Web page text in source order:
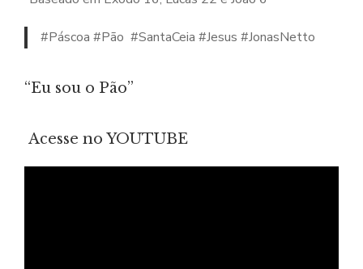
#Páscoa #Pão #SantaCeia #Jesus #JonasNetto
“Eu sou o Pão”
Acesse no YOUTUBE